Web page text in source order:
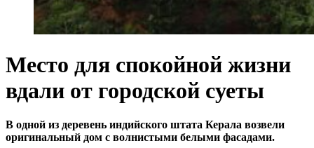
Место для спокойной жизни
вдали от городской суеты
В одной из деревень индийского штата Керала возвели
оригинальный дом с волнистыми белыми фасадами.